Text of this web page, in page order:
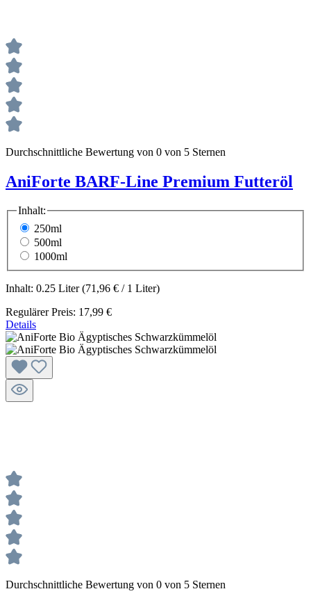
Durchschnittliche Bewertung von 0 von 5 Sternen
AniForte BARF-Line Premium Futteröl
Inhalt:
250ml
500ml
1000ml
Inhalt: 0.25 Liter(71,96 € / 1 Liter)
Regulärer Preis: 17,99 €
Details
Durchschnittliche Bewertung von 0 von 5 Sternen